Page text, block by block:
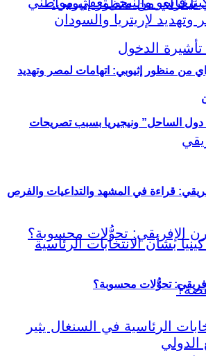
دول الساحل” ونيجيريا بسبب تصريحات
من منظور إثيوبي: اتهامات لمصر وتهديد
قراءة في المشهد والتداعيات والفرص
تحوُّلات محسوبة؟